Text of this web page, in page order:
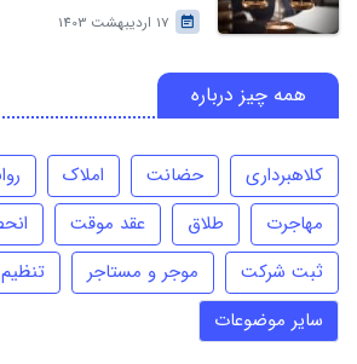
17 اردیبهشت 1403
همه چیز درباره
کلاهبرداری حضانت املاک
مهاجرت
طلاق عقد موقت
ثبت شرکت
موجر و مستاجر
تنظیم
سایر موضوعات